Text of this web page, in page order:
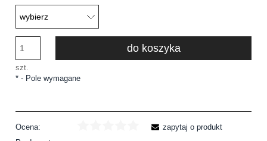
szt.
do koszyka
* - Pole wymagane
Ocena:
zapytaj o produkt